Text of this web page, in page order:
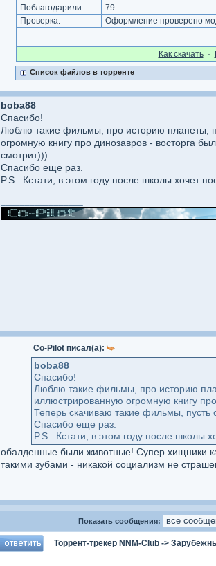
Поблагодарили:
79
Проверка:
Оформление проверено
Как cкачать·
Список файлов в торренте
boba88
Спасибо!
Люблю такие фильмы, про историю планеты,
огромную книгу про динозавров - восторга
смотрит)))
Спасибо еще раз.
P.S.: Кстати, в этом году после школы хочет
Co-Pilot писал(а):
boba88
Спасибо!
Люблю такие фильмы, про историю
иллюстрированную огромную книгу
Теперь скачиваю такие фильмы, пусть
Спасибо еще раз.
P.S.: Кстати, в этом году после школы
обалденные были животные! Супер хищники
такими зубами - никакой социализм не
Показать сообщения:
Торрент-трекер NNM-Club ->